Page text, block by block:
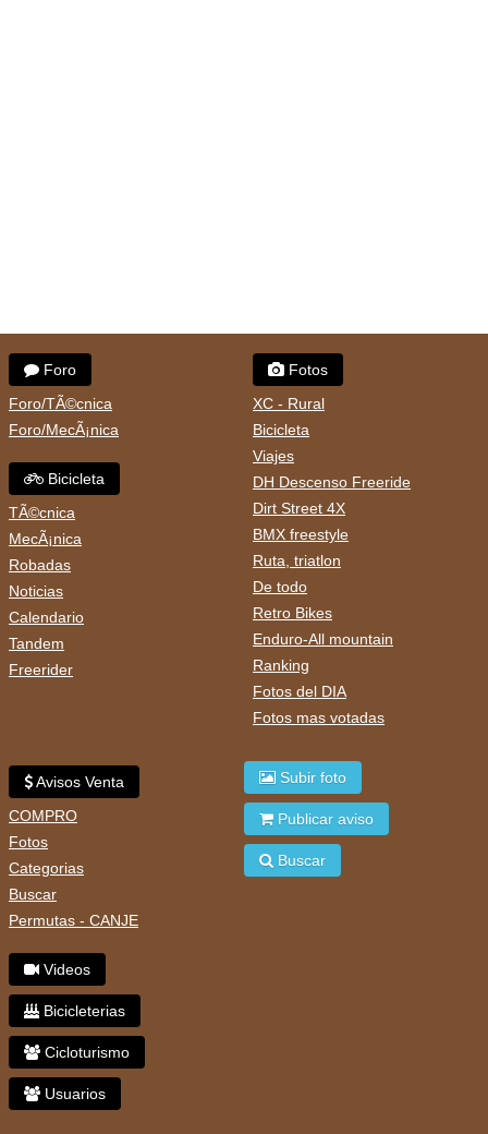
Foro
Foro/TÃ©cnica
Foro/MecÃ¡nica
Bicicleta
TÃ©cnica
MecÃ¡nica
Robadas
Noticias
Calendario
Tandem
Freerider
Fotos
XC - Rural
Bicicleta
Viajes
DH Descenso Freeride
Dirt Street 4X
BMX freestyle
Ruta, triatlon
De todo
Retro Bikes
Enduro-All mountain
Ranking
Fotos del DIA
Fotos mas votadas
Avisos Venta
COMPRO
Fotos
Categorias
Buscar
Permutas - CANJE
Videos
Bicicleterias
Cicloturismo
Usuarios
Subir foto
Publicar aviso
Buscar